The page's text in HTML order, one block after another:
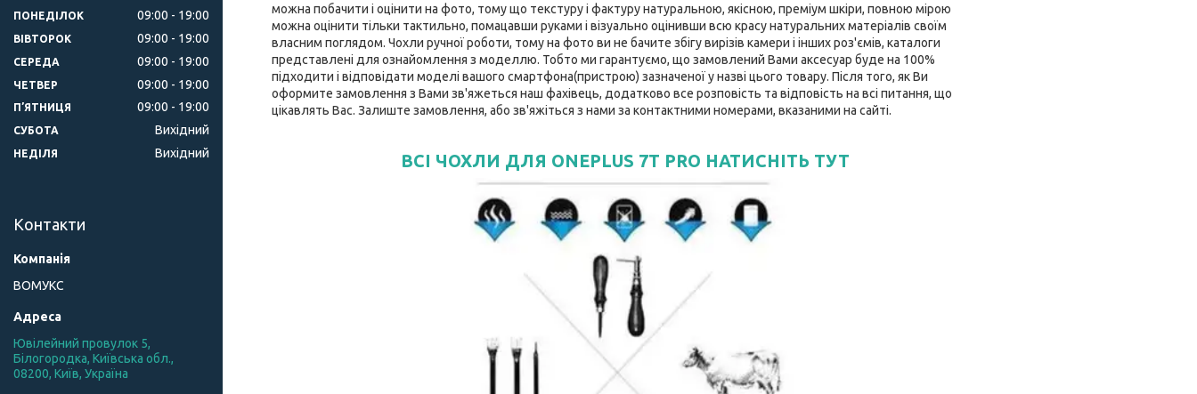
можна побачити і оцінити на фото, тому що текстуру і фактуру натуральною, якісною, преміум шкіри, повною мірою
можна оцінити тільки тактильно, помацавши руками і візуально оцінивши всю красу натуральних матеріалів своїм
власним поглядом. Чохли ручної роботи, тому на фото ви не бачите збігу вирізів камери і інших роз'ємів, каталоги
представлені для ознайомлення з моделлю. Тобто ми гарантуємо, що замовлений Вами аксесуар буде на 100%
підходити і відповідати моделі вашого смартфона(пристрою) зазначеної у назві цього товару. Після того, як Ви
оформите замовлення з Вами зв'яжеться наш фахівець, додатково все розповість та відповість на всі питання, що
цікавлять Вас. Залиште замовлення, або зв'яжіться з нами за контактними номерами, вказаними на сайті.
ВСІ ЧОХЛИ ДЛЯ ONEPLUS 7T PRO НАТИСНІТЬ ТУТ
ПОНЕДІЛОК 09:00 19:00
ВІВТОРОК 09:00 19:00
СЕРЕДА 09:00 19:00
ЧЕТВЕР 09:00 19:00
ПʼЯТНИЦЯ 09:00 19:00
СУБОТА Вихідний
НЕДІЛЯ Вихідний
Контакти
ВОМУКС
Ювілейний провулок 5,
Білогородка, Київська обл.,
08200, Київ, Україна